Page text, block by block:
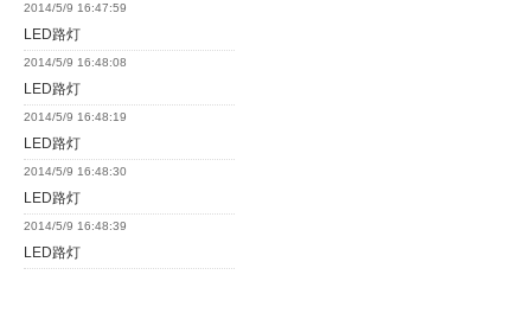
2014/5/9 16:47:59
LED路灯
2014/5/9 16:48:08
LED路灯
2014/5/9 16:48:19
LED路灯
2014/5/9 16:48:30
LED路灯
2014/5/9 16:48:39
LED路灯